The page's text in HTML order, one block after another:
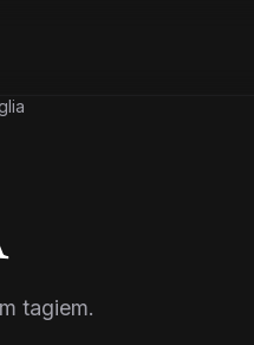
tagiem.